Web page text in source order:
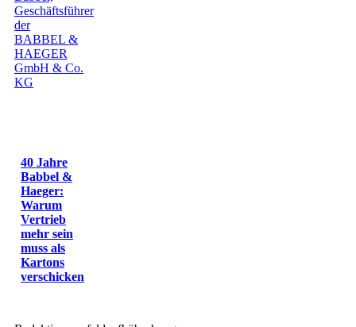
40 Jahre
Babbel &
Haeger:
Warum
Vertrieb
mehr sein
muss als
Kartons
verschicken